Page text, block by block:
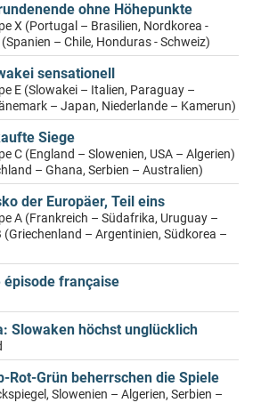
ohne Höhepunkte
X (Portugal – Brasilien, Nordkorea -
– Chile, Honduras - Schweiz)
sensationell
E (Slowakei – Italien, Paraguay –
– Japan, Niederlande – Kamerun)
Siege
C (England – Slowenien, USA – Algerien)
– Ghana, Serbien – Australien)
der Europäer, Teil eins
A (Frankreich – Südafrika, Uruguay –
(Griechenland – Argentinien, Südkorea –
épisode française
Slowaken höchst unglücklich
Rot-Grün beherrschen die Spiele
Slowenien – Algerien, Serbien –